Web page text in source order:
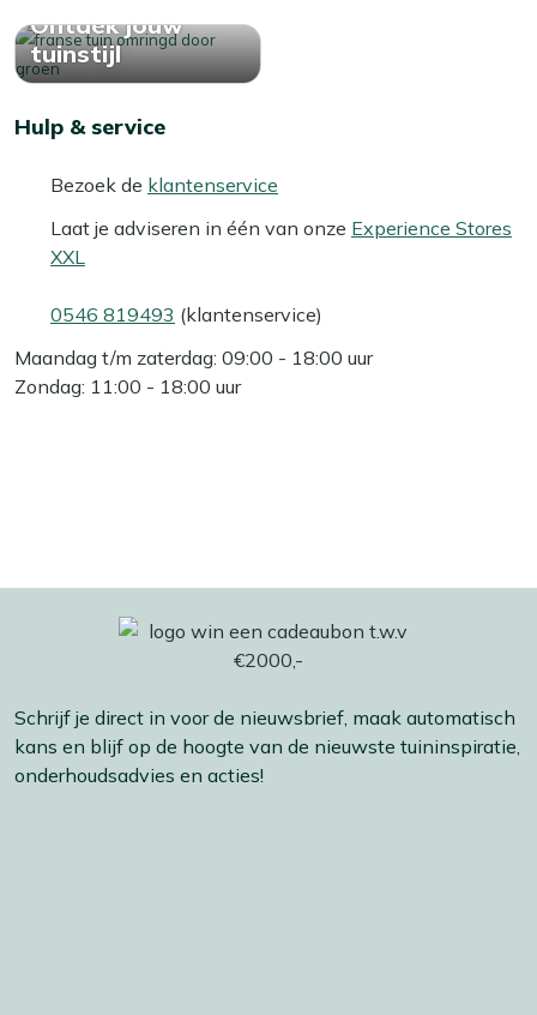
Ontdek jouw
tuinstijl
Hulp & service
Bezoek de klantenservice
Laat je adviseren in één van onze Experience Stores
XXL
0546 819493 (klantenservice)
Maandag t/m zaterdag: 09:00 - 18:00 uur
Zondag: 11:00 - 18:00 uur
Schrijf je direct in voor de nieuwsbrief, maak automatisch
kans en blijf op de hoogte van de nieuwste tuininspiratie,
onderhoudsadvies en acties!